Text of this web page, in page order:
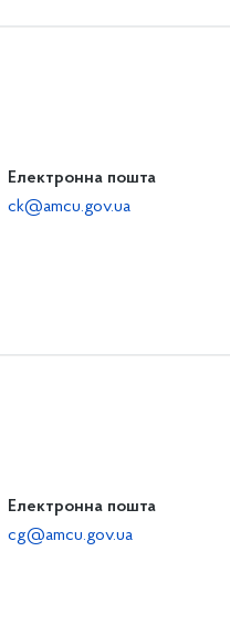
Електронна пошта
ck@amcu.gov.ua
Електронна пошта
cg@amcu.gov.ua